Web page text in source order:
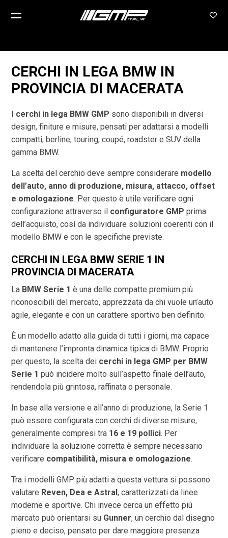
CERCHI IN LEGA BMW IN
PROVINCIA DI MACERATA
I cerchi in lega BMW GMP sono disponibili in diversi
design, finiture e misure, pensati per adattarsi a modelli
compatti, berline, touring, coupé, roadster e SUV della
gamma BMW.
La scelta del cerchio deve sempre considerare modello
dell’auto, anno di produzione, misura, attacco, offset
e omologazione. Per questo è utile verificare ogni
configurazione attraverso il configuratore GMP prima
dell’acquisto, così da individuare soluzioni coerenti con il
modello BMW e con le specifiche previste.
CERCHI IN LEGA BMW SERIE 1 IN
PROVINCIA DI MACERATA
La BMW Serie 1 è una delle compatte premium più
riconoscibili del mercato, apprezzata da chi vuole un’auto
agile, elegante e con un carattere sportivo ben definito.
È un modello adatto alla guida di tutti i giorni, ma capace
di mantenere l’impronta dinamica tipica di BMW. Proprio
per questo, la scelta dei cerchi in lega GMP per BMW
Serie 1 può incidere molto sull’aspetto finale dell’auto,
rendendola più grintosa, raffinata o personale.
In base alla versione e all’anno di produzione, la Serie 1
può essere configurata con cerchi di diverse misure,
generalmente compresi tra 16 e 19 pollici. Per
individuare la soluzione corretta è sempre necessario
verificare compatibilità, misura e omologazione.
Tra i modelli GMP più adatti a questa vettura si possono
valutare Reven, Dea e Astral, caratterizzati da linee
moderne e sportive. Chi invece cerca un effetto più
marcato può orientarsi su Gunner, un cerchio dal disegno
pieno e deciso, pensato per dare maggiore presenza